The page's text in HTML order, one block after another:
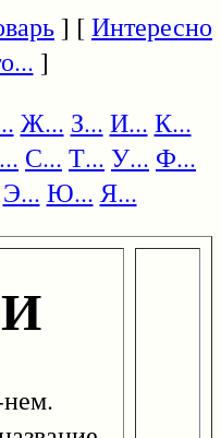
] [Интересно
]
Ж... З... И... К...
С... Т... У... Ф...
Э... Ю... Я...